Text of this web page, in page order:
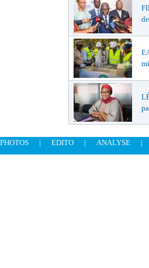
PHOTOS | EDITO | ANALYSE
|